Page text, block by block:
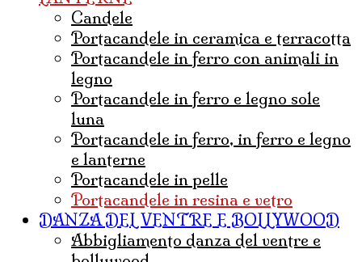
candele
portacandele in ceramica e terracotta
portacandele in ferro con animali in
legno
portacandele in ferro e legno sole
luna
portacandele in ferro, in ferro e legno
e lanterne
portacandele in pelle
portacandele in resina e vetro
DANZA DEL VENTRE E BOLLYWOOD
abbigliamento danza del ventre e